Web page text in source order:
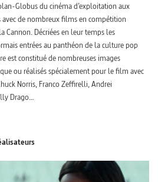
Globus du cinéma d’exploitation aux
avec de nombreux films en compétition
Cannon. Décriées en leur temps les
entrées au panthéon de la culture pop
est constitué de nombreuses images
ou réalisés spécialement pour le film avec
Norris, Franco Zeffirelli, Andrei
Drago…